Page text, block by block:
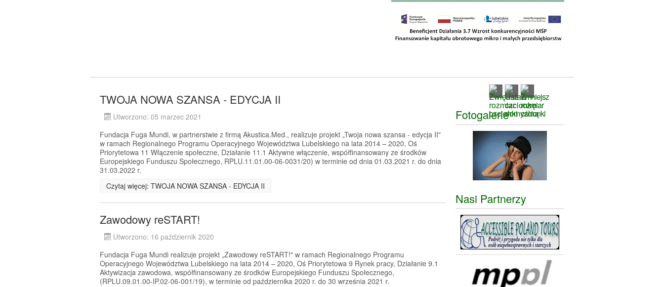
TWOJA NOWA SZANSA - EDYCJA II
Utworzono: 05 marzec 2021
Fundacja Fuga Mundi, w partnerstwie z firmą Akustica.Med., realizuje projekt „Twoja nowa szansa - edycja II"
w ramach Regionalnego Programu Operacyjnego Województwa Lubelskiego na lata 2014 – 2020, Oś
Priorytetowa 11 Włączenie społeczne, Działanie 11.1 Aktywne włączenie, współfinansowany ze środków
Europejskiego Funduszu Społecznego, RPLU.11.01.00-06-0031/20) w terminie od dnia 01.03.2021 r. do dnia
31.03.2022 r.
Czytaj więcej: TWOJA NOWA SZANSA - EDYCJA II
Zawodowy reSTART!
Utworzono: 16 październik 2020
Fundacja Fuga Mundi realizuje projekt „Zawodowy reSTART!" w ramach Regionalnego Programu
Operacyjnego Województwa Lubelskiego na lata 2014 – 2020, Oś Priorytetowa 9 Rynek pracy, Działanie 9.1
Aktywizacja zawodowa, współfinansowany ze środków Europejskiego Funduszu Społecznego,
(RPLU.09.01.00-IP.02-06-001/19), w terminie od października 2020 r. do 30 września 2021 r.
Fotogalerie
Nasi Partnerzy